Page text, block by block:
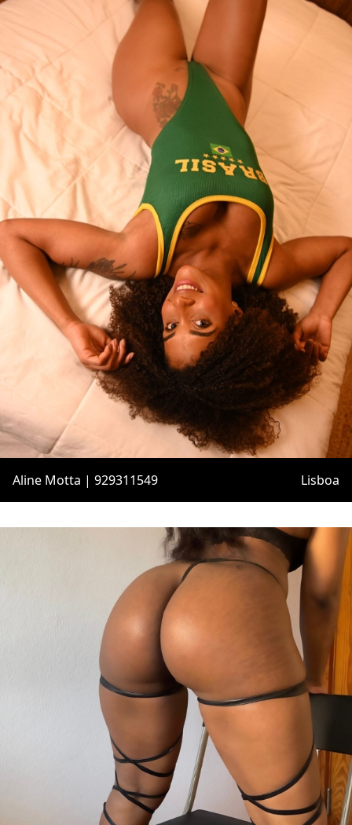
Aline Motta | 929311549 Lisboa